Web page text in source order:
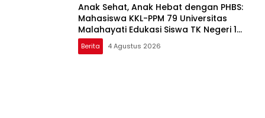
Anak Sehat, Anak Hebat dengan PHBS:
Mahasiswa KKL-PPM 79 Universitas
Malahayati Edukasi Siswa TK Negeri 1
Metro Timur
Berita 4 Agustus 2026